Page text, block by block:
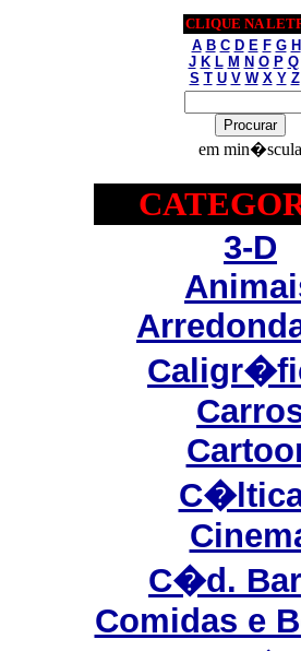
CLIQUE NA
A B C D E F G H
J K L M N O P Q
S T U V W X Y Z
em min�scula
3-D
C�d.
Comidas e